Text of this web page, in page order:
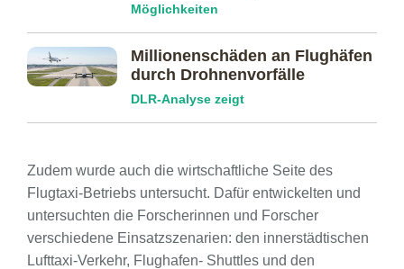
Möglichkeiten
Millionenschäden an Flughäfen
durch Drohnenvorfälle
DLR-Analyse zeigt
Zudem wurde auch die wirtschaftliche Seite des
Flugtaxi-Betriebs untersucht. Dafür entwickelten und
untersuchten die Forscherinnen und Forscher
verschiedene Einsatzszenarien: den innerstädtischen
Lufttaxi-Verkehr, Flughafen- Shuttles und den